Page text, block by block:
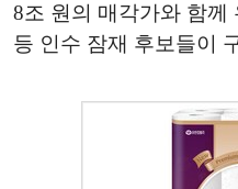
8조 원의 매각가와 함께
등 인수 잠재 후보들이